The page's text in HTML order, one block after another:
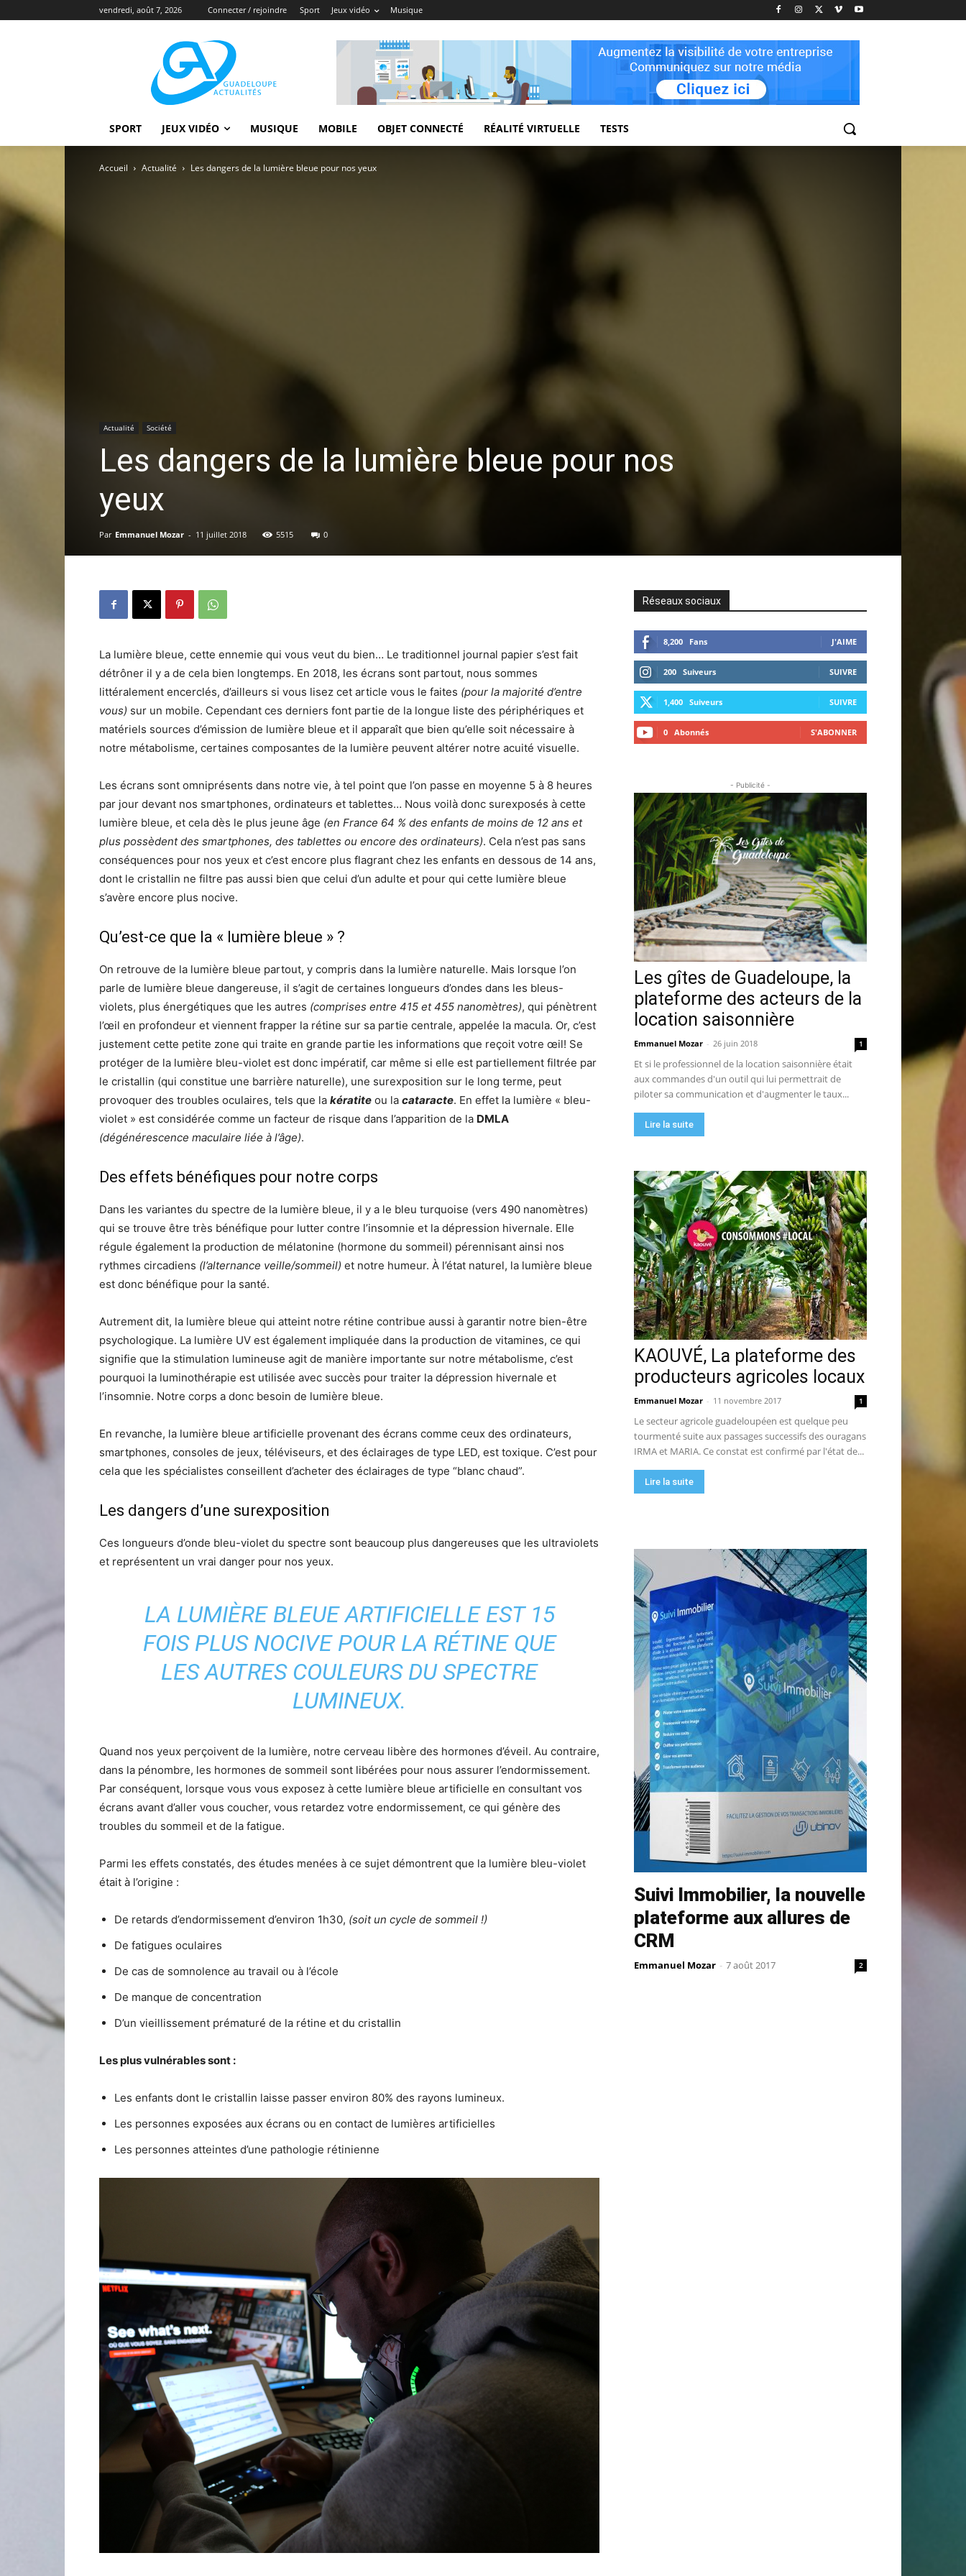
vendredi, août 7, 2026 Connecter / rejoindre Sport Jeux vidéo Musique
SPORT JEUX VIDÉO MUSIQUE MOBILE OBJET CONNECTÉ RÉALITÉ VIRTUELLE TESTS
Accueil Actualité Les dangers de la lumière bleue pour nos yeux
Actualité Société
Les dangers de la lumière bleue pour nos
yeux
Par Emmanuel Mozar - 11 juillet 2018 5515 0
La lumière bleue, cette ennemie qui vous veut du bien… Le traditionnel journal papier s’est fait
détrôner il y a de cela bien longtemps. En 2018, les écrans sont partout, nous sommes
littéralement encerclés, d’ailleurs si vous lisez cet article vous le faites (pour la majorité d’entre
vous) sur un mobile. Cependant ces derniers font partie de la longue liste des périphériques et
matériels sources d’émission de lumière bleue et il apparaît que bien qu’elle soit nécessaire à
notre métabolisme, certaines composantes de la lumière peuvent altérer notre acuité visuelle.
Les écrans sont omniprésents dans notre vie, à tel point que l’on passe en moyenne 5 à 8 heures
par jour devant nos smartphones, ordinateurs et tablettes… Nous voilà donc surexposés à cette
lumière bleue, et cela dès le plus jeune âge (en France 64 % des enfants de moins de 12 ans et
plus possèdent des smartphones, des tablettes ou encore des ordinateurs). Cela n’est pas sans
conséquences pour nos yeux et c’est encore plus flagrant chez les enfants en dessous de 14 ans,
dont le cristallin ne filtre pas aussi bien que celui d’un adulte et pour qui cette lumière bleue
s’avère encore plus nocive.
Qu’est-ce que la « lumière bleue » ?
On retrouve de la lumière bleue partout, y compris dans la lumière naturelle. Mais lorsque l’on
parle de lumière bleue dangereuse, il s’agit de certaines longueurs d’ondes dans les bleus-
violets, plus énergétiques que les autres (comprises entre 415 et 455 nanomètres), qui pénètrent
l’œil en profondeur et viennent frapper la rétine sur sa partie centrale, appelée la macula. Or, c’est
justement cette petite zone qui traite en grande partie les informations que reçoit votre œil! Se
protéger de la lumière bleu-violet est donc impératif, car même si elle est partiellement filtrée par
le cristallin (qui constitue une barrière naturelle), une surexposition sur le long terme, peut
provoquer des troubles oculaires, tels que la kératite ou la cataracte. En effet la lumière « bleu-
violet » est considérée comme un facteur de risque dans l’apparition de la DMLA
(dégénérescence maculaire liée à l’âge).
Des effets bénéfiques pour notre corps
Dans les variantes du spectre de la lumière bleue, il y a le bleu turquoise (vers 490 nanomètres)
qui se trouve être très bénéfique pour lutter contre l’insomnie et la dépression hivernale. Elle
régule également la production de mélatonine (hormone du sommeil) pérennisant ainsi nos
rythmes circadiens (l’alternance veille/sommeil) et notre humeur. À l’état naturel, la lumière bleue
est donc bénéfique pour la santé.
Autrement dit, la lumière bleue qui atteint notre rétine contribue aussi à garantir notre bien-être
psychologique. La lumière UV est également impliquée dans la production de vitamines, ce qui
signifie que la stimulation lumineuse agit de manière importante sur notre métabolisme, c’est
pourquoi la luminothérapie est utilisée avec succès pour traiter la dépression hivernale et
l’insomnie. Notre corps a donc besoin de lumière bleue.
En revanche, la lumière bleue artificielle provenant des écrans comme ceux des ordinateurs,
smartphones, consoles de jeux, téléviseurs, et des éclairages de type LED, est toxique. C’est pour
cela que les spécialistes conseillent d’acheter des éclairages de type “blanc chaud”.
Les dangers d’une surexposition
Ces longueurs d’onde bleu-violet du spectre sont beaucoup plus dangereuses que les ultraviolets
et représentent un vrai danger pour nos yeux.
LA LUMIÈRE BLEUE ARTIFICIELLE EST 15
FOIS PLUS NOCIVE POUR LA RÉTINE QUE
LES AUTRES COULEURS DU SPECTRE
LUMINEUX.
Quand nos yeux perçoivent de la lumière, notre cerveau libère des hormones d’éveil. Au contraire,
dans la pénombre, les hormones de sommeil sont libérées pour nous assurer l’endormissement.
Par conséquent, lorsque vous vous exposez à cette lumière bleue artificielle en consultant vos
écrans avant d’aller vous coucher, vous retardez votre endormissement, ce qui génère des
troubles du sommeil et de la fatigue.
Parmi les effets constatés, des études menées à ce sujet démontrent que la lumière bleu-violet
était à l’origine :
De retards d’endormissement d’environ 1h30, (soit un cycle de sommeil !)
De fatigues oculaires
De cas de somnolence au travail ou à l’école
De manque de concentration
D’un vieillissement prématuré de la rétine et du cristallin
Les plus vulnérables sont :
Les enfants dont le cristallin laisse passer environ 80% des rayons lumineux.
Les personnes exposées aux écrans ou en contact de lumières artificielles
Les personnes atteintes d’une pathologie rétinienne
Réseaux sociaux
8,200 Fans J'AIME
200 Suiveurs SUIVRE
1,400 Suiveurs SUIVRE
0 Abonnés S'ABONNER
- Publicité -
Les gîtes de Guadeloupe, la
plateforme des acteurs de la
location saisonnière
Emmanuel Mozar - 26 juin 2018 1
Et si le professionnel de la location saisonnière était
aux commandes d'un outil qui lui permettrait de
piloter sa communication et d'augmenter le taux...
Lire la suite
KAOUVÉ, La plateforme des
producteurs agricoles locaux
Emmanuel Mozar - 11 novembre 2017 1
Le secteur agricole guadeloupéen est quelque peu
tourmenté suite aux passages successifs des ouragans
IRMA et MARIA. Ce constat est confirmé par l'état de...
Lire la suite
Suivi Immobilier, la nouvelle
plateforme aux allures de
CRM
Emmanuel Mozar - 7 août 2017 2